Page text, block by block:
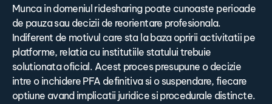
Munca in domeniul ridesharing poate cunoaste perioade
de pauza sau decizii de reorientare profesionala.
Indiferent de motivul care sta la baza opririi activitatii pe
platforme, relatia cu institutiile statului trebuie
solutionata oficial. Acest proces presupune o decizie
intre o inchidere PFA definitiva si o suspendare, fiecare
optiune avand implicatii juridice si procedurale distincte.